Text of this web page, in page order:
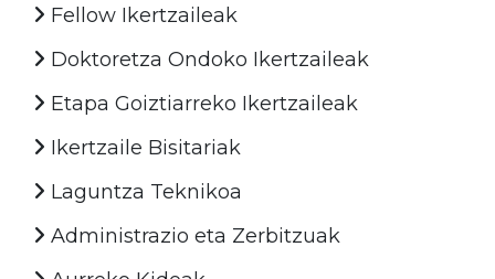
Fellow Ikertzaileak
Doktoretza Ondoko Ikertzaileak
Etapa Goiztiarreko Ikertzaileak
Ikertzaile Bisitariak
Laguntza Teknikoa
Administrazio eta Zerbitzuak